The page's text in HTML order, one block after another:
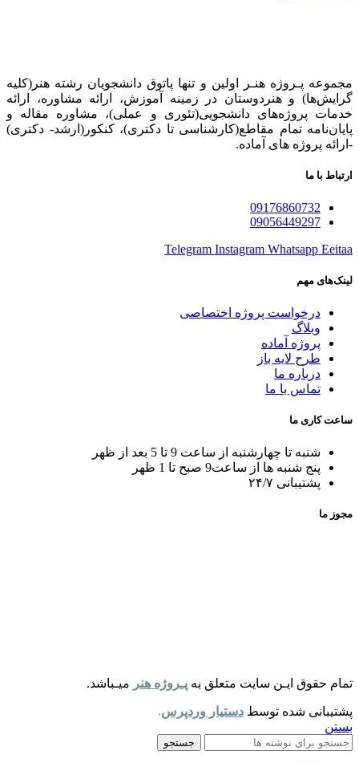
مجموعه پـروژه‌ هنـر اولین و تنها پاتوق دانشجویان رشته هنر(کلیه
گرایش‌ها) و هنردوستان در زمینه آموزش، ارائه‌ مشاوره‌، ارائه
خدمات پروژه‌های‌ دانشجویی(تئوری و عملی)، مشاوره مقاله و
پایان‌نامه تمام مقاطع(کارشناسی تا دکتری)، کنکور(ارشد- دکتری)
-ارائه پروژه های آماده.
ارتباط با ما
09176860732
09056449297
Telegram Instagram Whatsapp Eeitaa
لینک‌های مهم
درخواست پروژه اختصاصی
وبلاگ
پروژه آماده
طرح لایه باز
درباره ما
تماس با ما
ساعت کاری ما
شنبه تا چهارشنبه از ساعت 9 تا 5 بعد از ظهر
پنج شنبه ها از ساعت9 صبح تا 1 ظهر
پشتیبانی ۲۴/۷
مجوز ما
تمام حقوق ایـن سایت متعلق به پـروژه هنر میـباشد.
پشتیبانی شده توسط دستیار وردپرس.
بستن
جستجو